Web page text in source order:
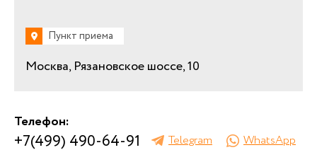
Пункт приема
Москва, Рязановское шоссе, 10
Телефон:
+7(499) 490-64-91 Telegram WhatsApp